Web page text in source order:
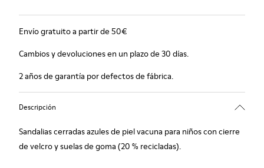
Envío gratuito a partir de 50€
Cambios y devoluciones en un plazo de 30 días.
2 años de garantía por defectos de fábrica.
Descripción
Sandalias cerradas azules de piel vacuna para niños con cierre
de velcro y suelas de goma (20 % recicladas).